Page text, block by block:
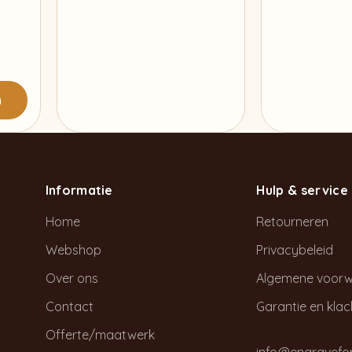
optie
worden
productpagina
Informatie
Home
Webshop
Over ons
Contact
Offerte/maatwerk
Hulp & service
Retourneren
Privacybeleid
Algemene
Garantie en